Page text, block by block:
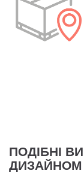
ПОДІБНІ
ДИЗАЙНОМ